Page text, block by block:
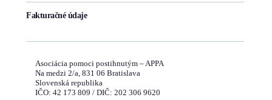
Fakturačné údaje
Asociácia pomoci postihnutým – APPA
Na medzi 2/a, 831 06 Bratislava
Slovenská republika
IČO: 42 173 809 / DIČ: 202 306 9620